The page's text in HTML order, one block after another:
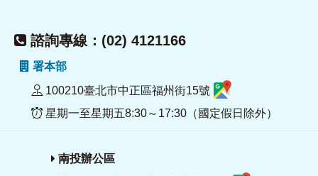
諮詢專線：(02) 4121166
署本部
100210臺北市中正區福州街15號
星期一至星期五8:30～17:30（國定假日除外）
南投辦公區